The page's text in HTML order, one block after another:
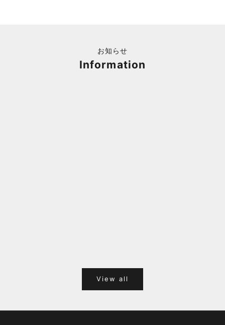
お知らせ
Information
View all